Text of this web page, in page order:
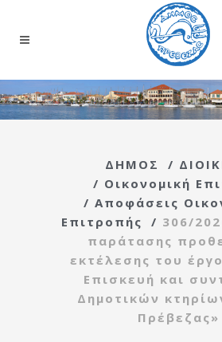
ΔΗΜΟΣ /
/ Οικονομική
/ Αποφάσεις
Επιτροπής
/ 306/
παράτασης
εκτέλεσης του
Επισκευή και
Δημοτικών
Πρέβεζας»